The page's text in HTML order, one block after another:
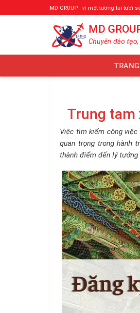
qua
MD GROUP - vì một tương lai tươi
MD
Chuyên đào
Trung tam
Việc tìm kiếm công
quan trọng trong hành
thành điểm đến lý tưởng